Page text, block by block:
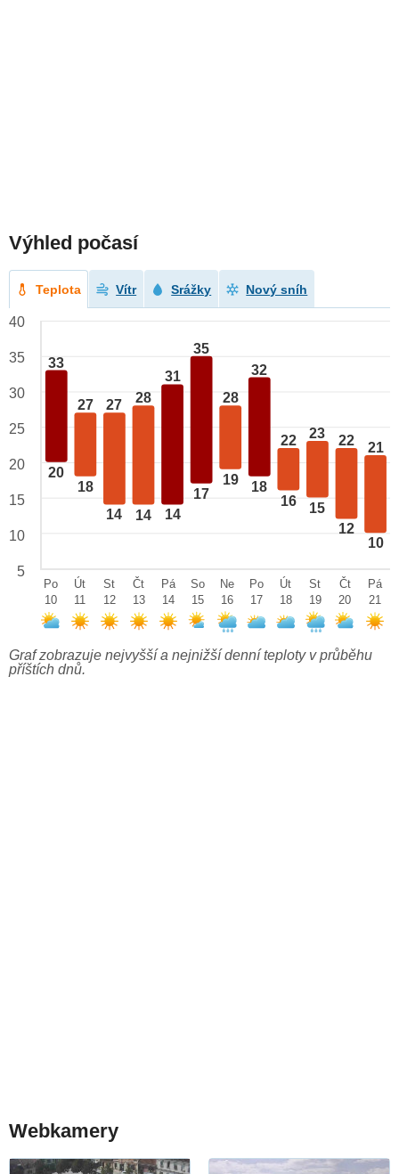
Výhled počasí
Teplota Vítr Srážky Nový sníh
33
20
27
18
27
14
28
14
31
14
35
17
28
19
32
18
22
16
23
15
22
12
21
10
40
35
30
25
20
15
10
5
Po
10
Út
11
St
12
Čt
13
Pá
14
So
15
Ne
16
Po
17
Út
18
St
19
Čt
20
Pá
21
Graf zobrazuje nejvyšší a nejnižší denní teploty v průběhu
příštích dnů.
Webkamery